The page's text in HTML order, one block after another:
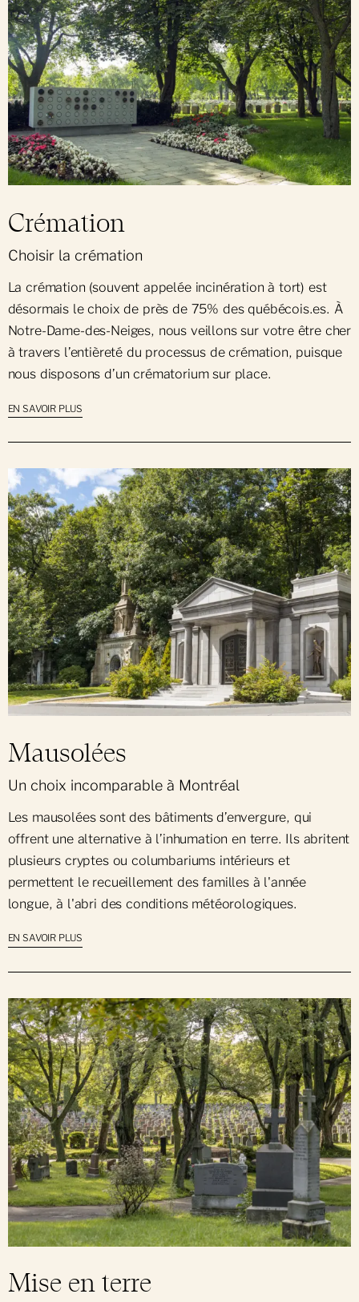
Crémation
Choisir la crémation
La crémation (souvent appelée incinération à tort) est
désormais le choix de près de 75% des québécois.es. À
Notre-Dame-des-Neiges, nous veillons sur votre être cher
à travers l’entièreté du processus de crémation, puisque
nous disposons d’un crématorium sur place.
EN SAVOIR PLUS
Mausolées
Un choix incomparable à Montréal
Les mausolées sont des bâtiments d’envergure, qui
offrent une alternative à l’inhumation en terre. Ils abritent
plusieurs cryptes ou columbariums intérieurs et
permettent le recueillement des familles à l'année
longue, à l'abri des conditions météorologiques.
EN SAVOIR PLUS
Mise en terre